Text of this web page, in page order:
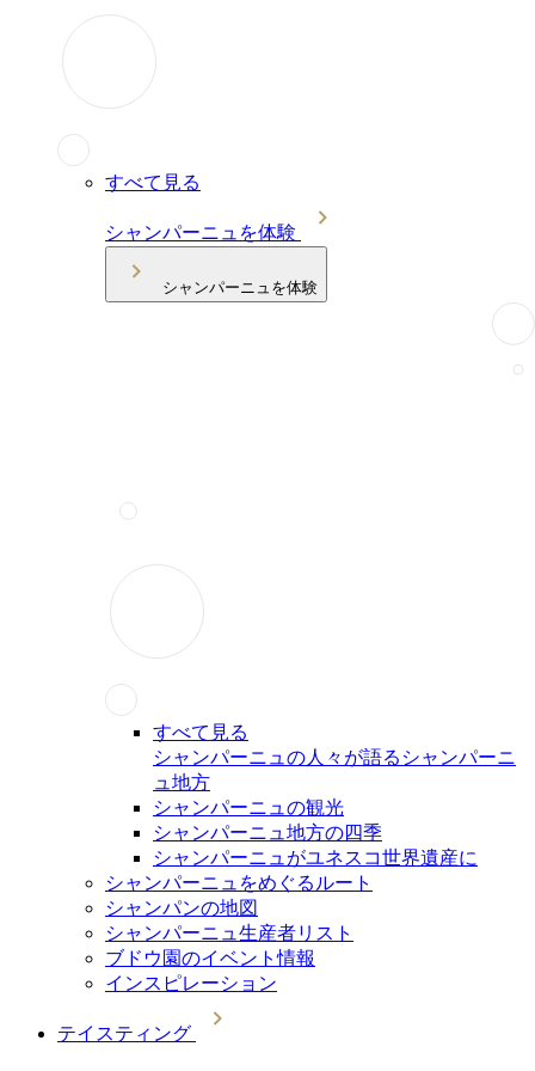
すべて見る
シャンパーニュを体験
シャンパーニュを体験
すべて見る
シャンパーニュの人々が語るシャンパーニ
ュ地方
シャンパーニュの観光
シャンパーニュ地方の四季
シャンパーニュがユネスコ世界遺産に
シャンパーニュをめぐるルート
シャンパンの地図
シャンパーニュ生産者リスト
ブドウ園のイベント情報
インスピレーション
テイスティング